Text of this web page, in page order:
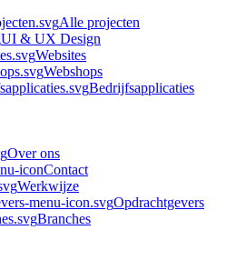
Alle projecten
UI & UX Design
Websites
Webshops
Bedrijfsapplicaties
Over ons
Contact
Werkwijze
Opdrachtgevers
Branches